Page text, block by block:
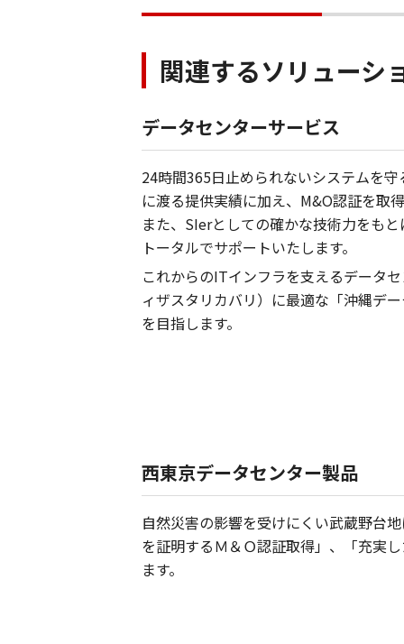
関連するソリューシ
データセンターサービス
24時間365日止められないシステムを
に渡る提供実績に加え、M&O認証を取
また、SIerとしての確かな技術力をも
トータルでサポートいたします。
これからのITインフラを支えるデータ
ィザスタリカバリ）に最適な「沖縄デ
を目指します。
西東京データセンター製品
自然災害の影響を受けにくい武蔵野台
を証明するＭ＆Ｏ認証取得」、「充実
ます。